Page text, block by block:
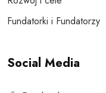
Fundatorki i Fundatorzy
Social Media